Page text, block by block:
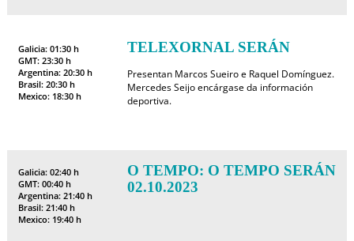
Galicia: 01:30 h
GMT: 23:30 h
Argentina: 20:30 h
Brasil: 20:30 h
Mexico: 18:30 h
TELEXORNAL SERÁN
Presentan Marcos Sueiro e Raquel Domínguez.
Mercedes Seijo encárgase da información
deportiva.
Galicia: 02:40 h
GMT: 00:40 h
Argentina: 21:40 h
Brasil: 21:40 h
Mexico: 19:40 h
O TEMPO: O TEMPO SERÁN
02.10.2023